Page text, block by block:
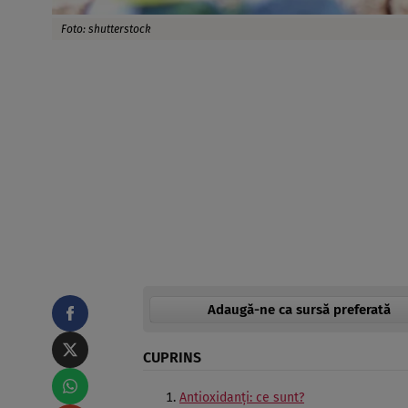
Foto: shutterstock
Adaugă-ne ca sursă preferată
CUPRINS
Antioxidanți: ce sunt?